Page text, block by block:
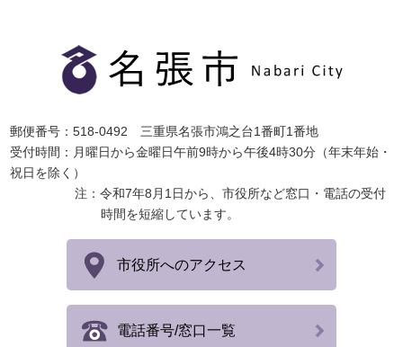
郵便番号：518-0492 三重県名張市鴻之台1番町1番地
受付時間：月曜日から金曜日午前9時から午後4時30分（年末年始・
祝日を除く）
注：令和7年8月1日から、市役所など窓口・電話の受付
時間を短縮しています。
市役所へのアクセス
電話番号/窓口一覧